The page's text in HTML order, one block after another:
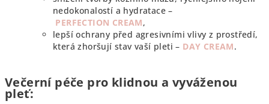
nedokonalostí a hydratace –
PERFECTION CREAM,
lepší ochrany před agresivními vlivy z prostředí,
která zhoršují stav vaší pleti – DAY CREAM.
Večerní péče pro klidnou a vyváženou
pleť: